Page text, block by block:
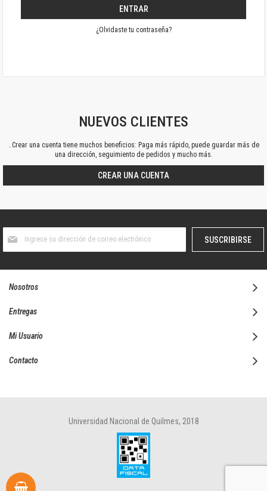
ENTRAR
¿Olvidaste tu contraseña?
NUEVOS CLIENTES
..Crear una cuenta tiene muchos beneficios: Paga más rápido, puede guardar más de
una dirección, seguimiento de pedidos y mucho más.
CREAR UNA CUENTA
boletín
SUSCRIBIRSE
Nosotros
Entregas
Mi Usuario
Contacto
Universidad Nacional de Quilmes, 2018